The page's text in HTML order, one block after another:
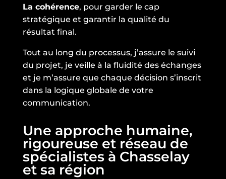
La cohérence, pour garder le cap
stratégique et garantir la qualité du
résultat final.
Tout au long du processus, j’assure le suivi
du projet, je veille à la fluidité des échanges
et je m’assure que chaque décision s’inscrit
dans la logique globale de votre
communication.
Une approche humaine,
rigoureuse et réseau de
spécialistes à Chasselay
et sa région